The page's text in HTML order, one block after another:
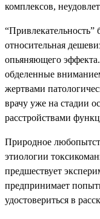
комплексов,
относительная
опьяняющего
обделенные
жертвами
врачу уже на стадии
расстройствами
Природное
этиологии
предшествует
предпринимает
удостовериться в